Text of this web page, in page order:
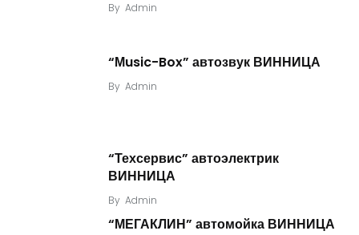
By Admin
“Мusic-Box” автозвук ВИННИЦА
By Admin
“Техсервис” автоэлектрик
ВИННИЦА
By Admin
“МЕГАКЛИН” автомойка ВИННИЦА